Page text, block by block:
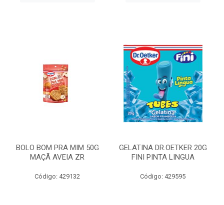
BOLO BOM PRA MIM 50G
MAÇÃ AVEIA ZR
Código: 429132
GELATINA DR.OETKER 20G
FINI PINTA LINGUA
Código: 429595